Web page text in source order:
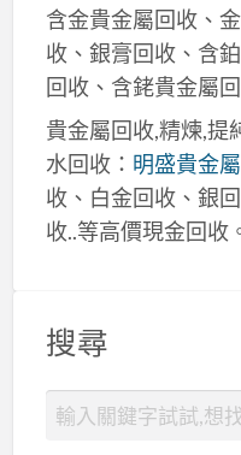
含金貴金屬回收、
收、銀膏回收、含
回收、含銠貴金屬
貴金屬回收,精煉,提
水回收： 明盛貴金
收、白金回收、銀
收..等高價現金回收
搜尋